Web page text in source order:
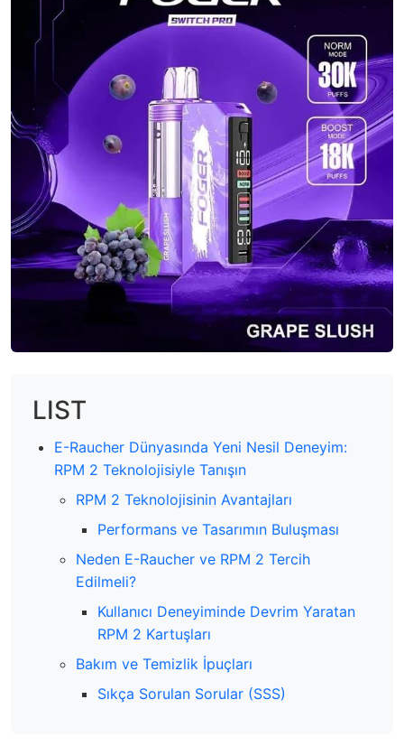
LIST
E-Raucher Dünyasında Yeni Nesil Deneyim:
RPM 2 Teknolojisiyle Tanışın
RPM 2 Teknolojisinin Avantajları
Performans ve Tasarımın Buluşması
Neden E-Raucher ve RPM 2 Tercih
Edilmeli?
Kullanıcı Deneyiminde Devrim Yaratan
RPM 2 Kartuşları
Bakım ve Temizlik İpuçları
Sıkça Sorulan Sorular (SSS)